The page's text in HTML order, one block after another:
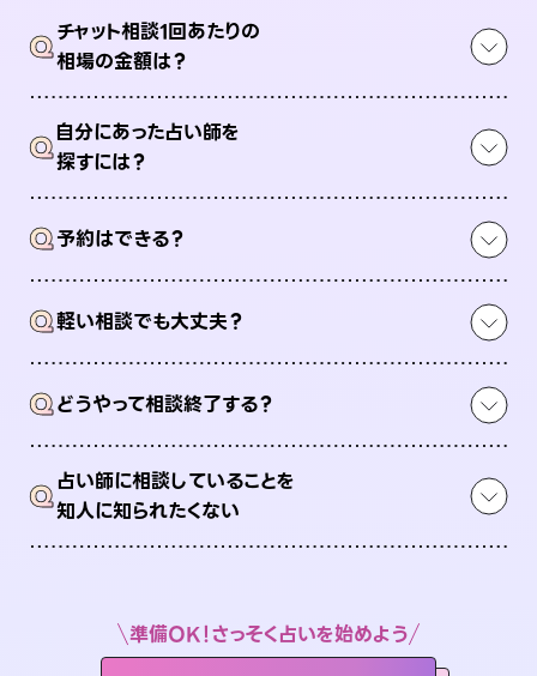
Qチャット相談1回あたりの
相場の金額は？
Q自分にあった占い師を
探すには？
Q予約はできる？
Q軽い相談でも大丈夫？
Qどうやって相談終了する？
Q占い師に相談していることを
知人に知られたくない
準備OK！さっそく占いを始めよう